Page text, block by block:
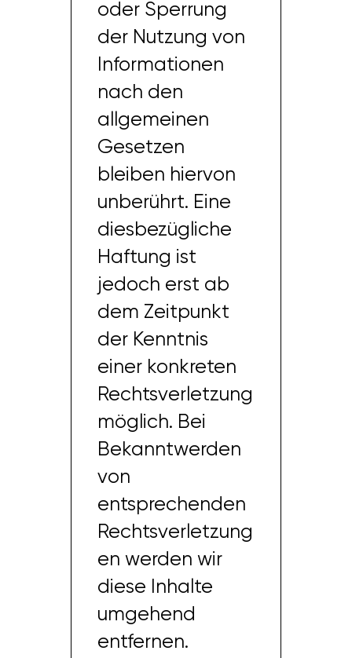
oder Sperrung
der Nutzung von
Informationen
nach den
allgemeinen
Gesetzen
bleiben hiervon
unberührt. Eine
diesbezügliche
Haftung ist
jedoch erst ab
dem Zeitpunkt
der Kenntnis
einer konkreten
Rechtsverletzung
möglich. Bei
Bekanntwerden
von
entsprechenden
Rechtsverletzung
en werden wir
diese Inhalte
umgehend
entfernen.